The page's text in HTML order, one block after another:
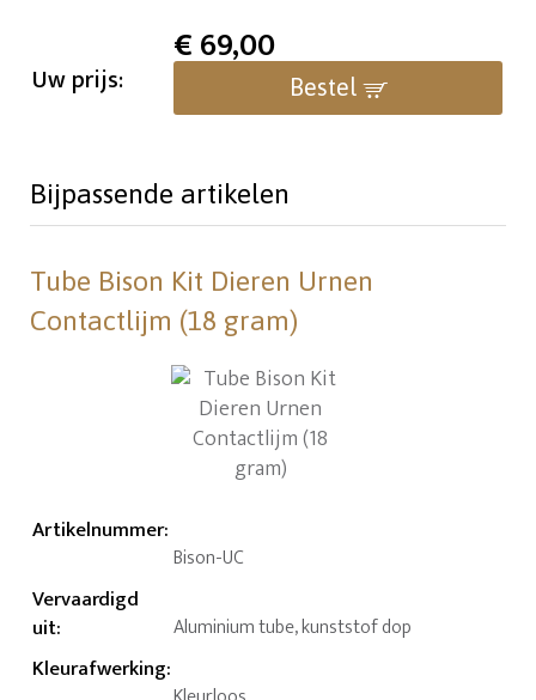
Uw prijs:
€69,00
Bestel
Bijpassende artikelen
Tube Bison Kit Dieren Urnen
Contactlijm (18 gram)
Artikelnummer:
Bison-UC
Vervaardigd
uit: Aluminium tube, kunststof dop
Kleurafwerking: